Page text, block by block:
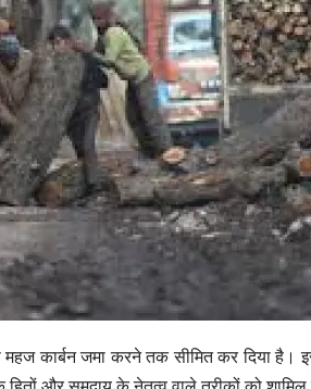
महज कार्बन जमा करने तक सीमित कर दिया है।